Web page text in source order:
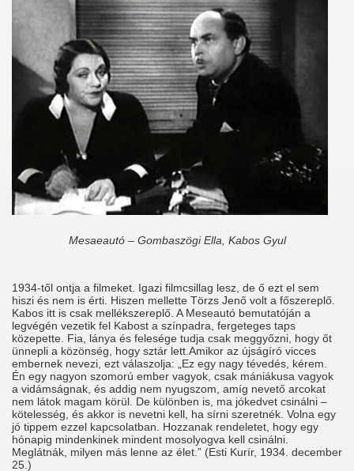
Mesaeautó – Gombaszögi Ella, Kabos Gyul
1934-től ontja a filmeket. Igazi filmcsillag lesz, de ő ezt el sem
hiszi és nem is érti. Hiszen mellette Törzs Jenő volt a főszereplő.
Kabos itt is csak mellékszereplő. A Meseautó bemutatóján a
legvégén vezetik fel Kabost a színpadra, fergeteges taps
közepette. Fia, lánya és felesége tudja csak meggyőzni, hogy őt
ünnepli a közönség, hogy sztár lett.Amikor az újságíró vicces
embernek nevezi, ezt válaszolja: „Ez egy nagy tévedés, kérem.
Én egy nagyon szomorú ember vagyok, csak mániákusa vagyok
a vidámságnak, és addig nem nyugszom, amíg nevető arcokat
nem látok magam körül. De különben is, ma jókedvet csinálni –
kötelesség, és akkor is nevetni kell, ha sírni szeretnék. Volna egy
jó tippem ezzel kapcsolatban. Hozzanak rendeletet, hogy egy
hónapig mindenkinek mindent mosolyogva kell csinálni.
Meglátnák, milyen más lenne az élet.” (Esti Kurír, 1934. december
25.)